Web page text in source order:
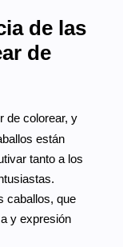
de las
de
de colorear, y
están
tanto a los
caballos, que
y expresión